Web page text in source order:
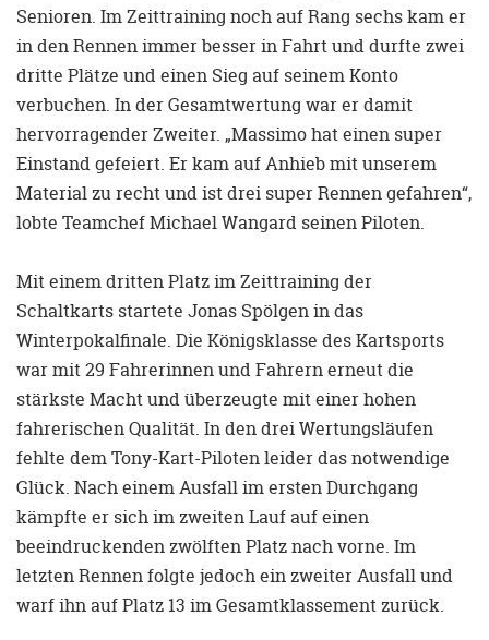
Senioren. Im Zeittraining noch auf Rang sechs kam er
in den Rennen immer besser in Fahrt und durfte zwei
dritte Plätze und einen Sieg auf seinem Konto
verbuchen. In der Gesamtwertung war er damit
hervorragender Zweiter. „Massimo hat einen super
Einstand gefeiert. Er kam auf Anhieb mit unserem
Material zu recht und ist drei super Rennen gefahren“,
lobte Teamchef Michael Wangard seinen Piloten.
Mit einem dritten Platz im Zeittraining der
Schaltkarts startete Jonas Spölgen in das
Winterpokalfinale. Die Königsklasse des Kartsports
war mit 29 Fahrerinnen und Fahrern erneut die
stärkste Macht und überzeugte mit einer hohen
fahrerischen Qualität. In den drei Wertungsläufen
fehlte dem Tony-Kart-Piloten leider das notwendige
Glück. Nach einem Ausfall im ersten Durchgang
kämpfte er sich im zweiten Lauf auf einen
beeindruckenden zwölften Platz nach vorne. Im
letzten Rennen folgte jedoch ein zweiter Ausfall und
warf ihn auf Platz 13 im Gesamtklassement zurück.